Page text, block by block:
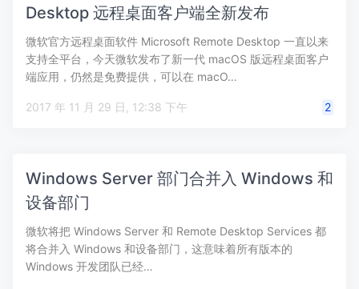
Desktop 远程桌面客户端全新发布
微软官方远程桌面软件 Microsoft Remote Desktop 一直以来
支持全平台，今天微软发布了新一代 macOS 版远程桌面客户
端应用，仍然是免费提供，可以在 macO…
2017 年 11 月 29 日, 12:38 下午 2
Windows Server 部门合并入 Windows 和
设备部门
微软将把 Windows Server 和 Remote Desktop Services 都
将合并入 Windows 和设备部门，这意味着所有版本的
Windows 开发团队已经…